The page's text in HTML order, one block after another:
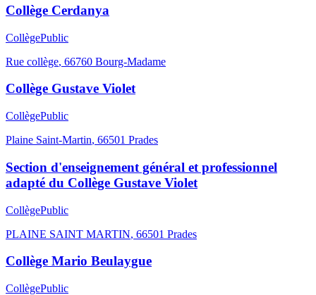
Collège Cerdanya
CollègePublic
Rue collège, 66760 Bourg-Madame
Collège Gustave Violet
CollègePublic
Plaine Saint-Martin, 66501 Prades
Section d'enseignement général et professionnel
adapté du Collège Gustave Violet
CollègePublic
PLAINE SAINT MARTIN, 66501 Prades
Collège Mario Beulaygue
CollègePublic